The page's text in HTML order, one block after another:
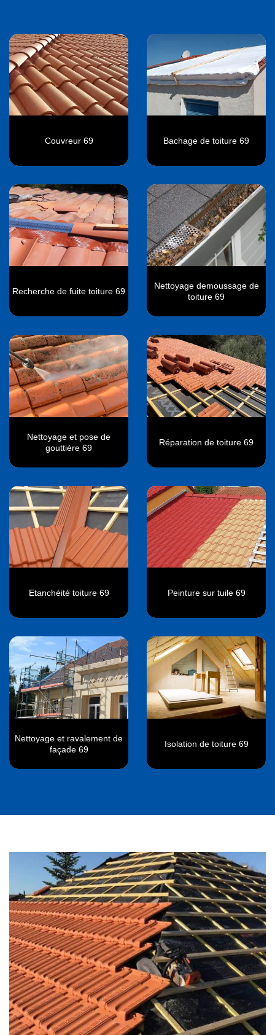
Couvreur 69 Bachage de toiture 69
Recherche de fuite toiture 69
Nettoyage demoussage de
toiture 69
Nettoyage et pose de
gouttière 69
Réparation de toiture 69
Etanchéité toiture 69 Peinture sur tuile 69
Nettoyage et ravalement de
façade 69
Isolation de toiture 69